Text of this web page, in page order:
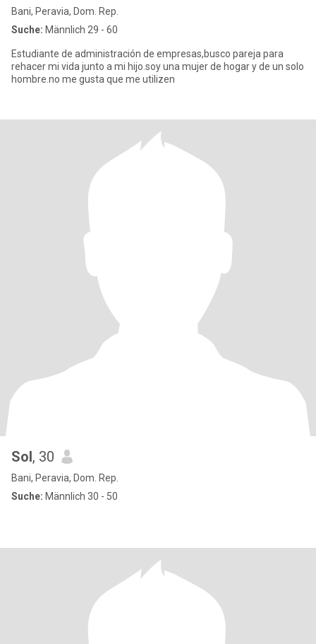
Bani, Peravia, Dom. Rep.
Suche: Männlich 29 - 60
Estudiante de administración de empresas,busco pareja para
rehacer mi vida junto a mi hijo.soy una mujer de hogar y de un solo
hombre.no me gusta que me utilizen
Sol, 30
Bani, Peravia, Dom. Rep.
Suche: Männlich 30 - 50